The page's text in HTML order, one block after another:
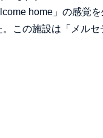
home」の感覚
この施設は「メル